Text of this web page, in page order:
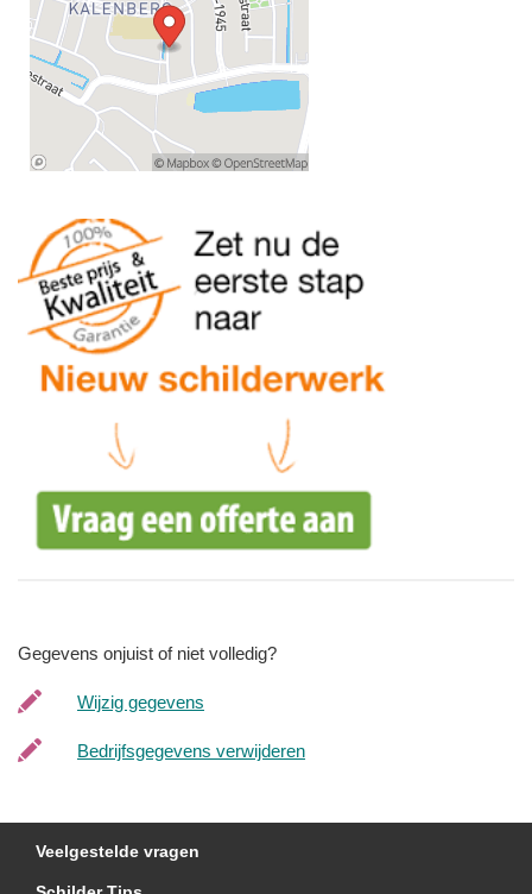
Gegevens onjuist of niet volledig?
Wijzig gegevens
Bedrijfsgegevens verwijderen
Veelgestelde vragen